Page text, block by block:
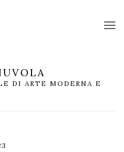
DI ARTE MODERNA E